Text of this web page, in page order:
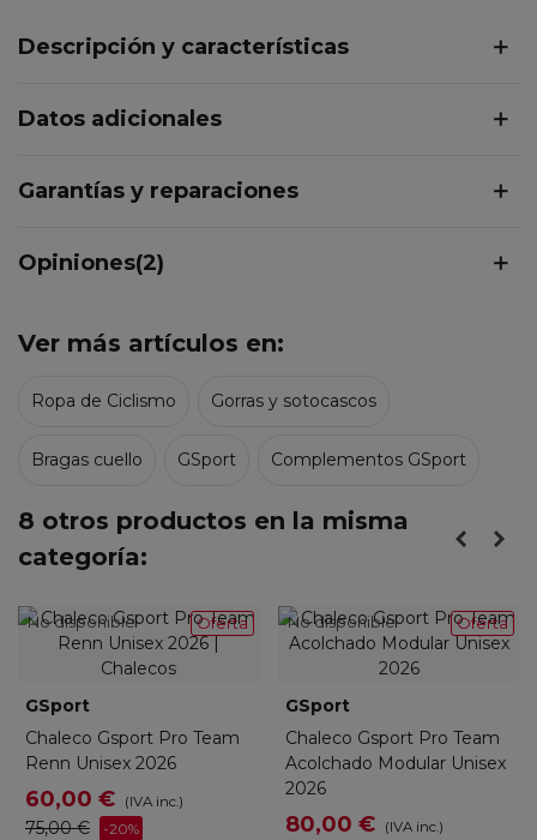
Descripción y características
Datos adicionales
Garantías y reparaciones
Opiniones(2)
Ver más artículos en:
Ropa de Ciclismo Gorras y sotocascos
Bragas cuello GSport Complementos GSport
8 otros productos en la misma
categoría:
Oferta
No disponible
GSport
Chaleco Gsport Pro Team
Renn Unisex 2026
60,00 € (IVA inc.)
75,00 € -20%
Oferta
No disponible
GSport
Chaleco Gsport Pro Team
Acolchado Modular Unisex
2026
80,00 € (IVA inc.)